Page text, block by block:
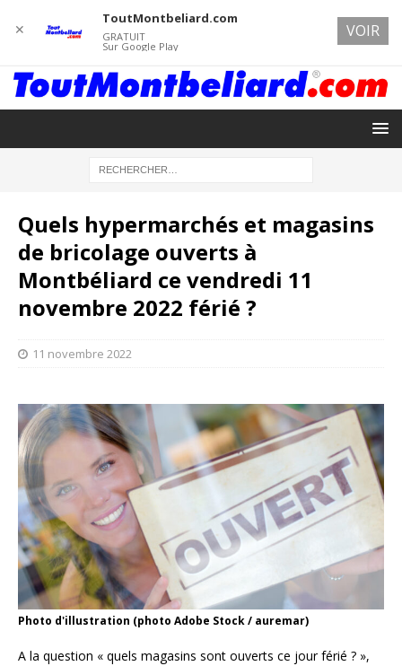
Quels hypermarchés et magasins
de bricolage ouverts à
Montbéliard ce vendredi 11
novembre 2022 férié ?
11 novembre 2022
Photo d'illustration (photo Adobe Stock / auremar)
A la question « quels magasins sont ouverts ce jour férié ? »,
✕
ToutMontbeliard.com
GRATUIT
Sur Google Play
VOIR